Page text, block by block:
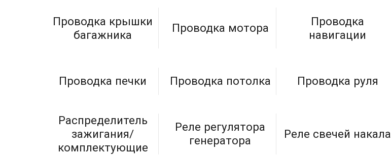
Проводка крышки
багажника
Проводка мотора
Проводка
навигации
Проводка печки Проводка потолка Проводка руля
Распределитель
зажигания/
комплектующие
Реле регулятора
генератора
Реле свечей накала